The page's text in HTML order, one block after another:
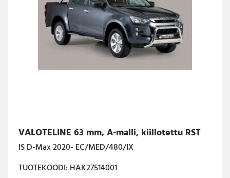
VALOTELINE 63 mm, A-malli, kiillotettu RST
IS D-Max 2020- EC/MED/480/IX
TUOTEKOODI: HAK27514001